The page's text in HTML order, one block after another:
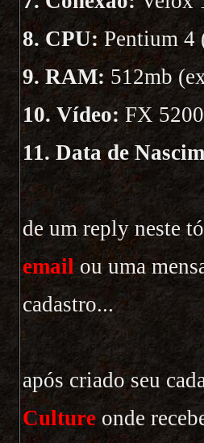
8. CPU: Pentium 4
9. RAM: 512mb
10. Vídeo: FX
11. Data de
de um reply neste
email ou uma
cadastro...
após criado seu
Culture onde